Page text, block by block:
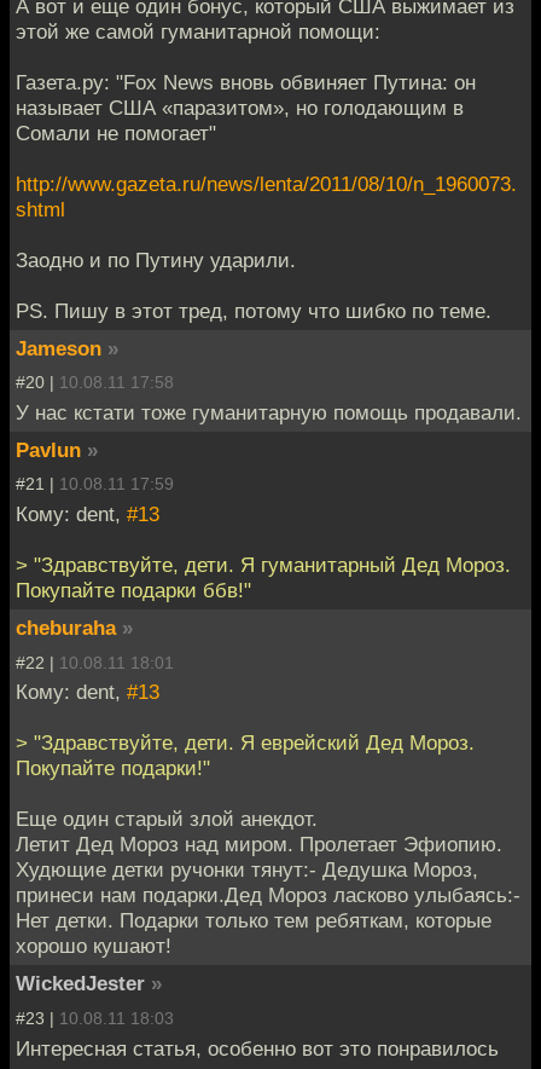
А вот и еще один бонус, который США выжимает из
этой же самой гуманитарной помощи:
Газета.ру: "Fox News вновь обвиняет Путина: он
называет США «паразитом», но голодающим в
Сомали не помогает"
http://www.gazeta.ru/news/lenta/2011/08/10/n_1960073.
shtml
Заодно и по Путину ударили.
PS. Пишу в этот тред, потому что шибко по теме.
Jameson »
#20 | 10.08.11 17:58
У нас кстати тоже гуманитарную помощь продавали.
Pavlun »
#21 | 10.08.11 17:59
Кому: dent, #13
> "Здравствуйте, дети. Я гуманитарный Дед Мороз.
Покупайте подарки ббв!"
cheburaha »
#22 | 10.08.11 18:01
Кому: dent, #13
> "Здравствуйте, дети. Я еврейский Дед Мороз.
Покупайте подарки!"
Еще один старый злой анекдот.
Летит Дед Мороз над миром. Пролетает Эфиопию.
Худющие детки ручонки тянут:- Дедушка Мороз,
принеси нам подарки.Дед Мороз ласково улыбаясь:-
Нет детки. Подарки только тем ребяткам, которые
хорошо кушают!
WickedJester »
#23 | 10.08.11 18:03
Интересная статья, особенно вот это понравилось